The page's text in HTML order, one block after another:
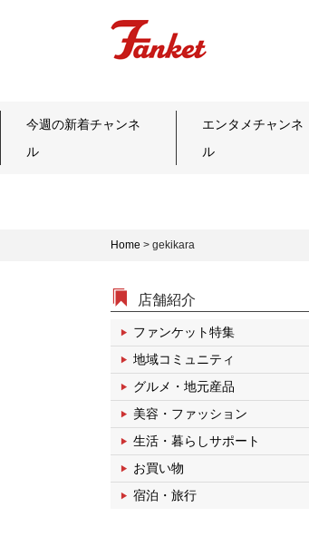
今週の新着チャンネ
ル
エンタメチャンネ
ル
Home > gekikara
店舗紹介
ファンケット特集
地域コミュニティ
グルメ・地元産品
美容・ファッション
生活・暮らしサポート
お買い物
宿泊・旅行